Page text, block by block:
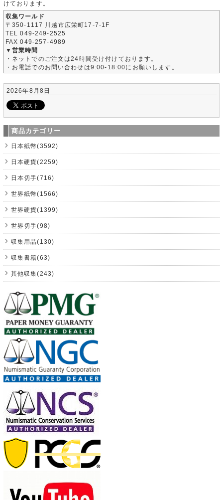
けております。
収集ワールド
〒350-1117 川越市広栄町17-7-1F
TEL 049-249-2525
FAX 049-257-4989
▼営業時間
・ネットでのご注文は24時間受け付けております。
・お電話でのお問い合わせは9:00-18:00にお願いします。
2026年8月8日
商品カテゴリー
日本紙幣(3592)
日本硬貨(2259)
日本切手(716)
世界紙幣(1566)
世界硬貨(1399)
世界切手(98)
収集用品(130)
収集書籍(63)
其他収集(243)